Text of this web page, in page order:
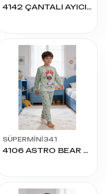
4142 ÇANTALI AYICIK 4.5.6 YAŞ 2'Lİ TAKIM
SÜPERMİNİ341
4106 ASTRO BEAR 4.5.6 YAŞ 2'Lİ TAKIM